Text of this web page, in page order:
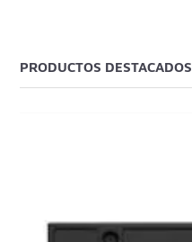
PRODUCTOS DESTACADOS